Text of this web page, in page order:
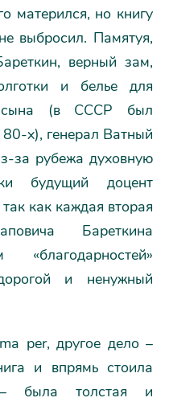
матерился, но книгу
выбросил. Памятуя,
верный зам,
и белье для
сына (в СССР был
х), генерал Ватный
за рубежа духовную
будущий доцент
как каждая вторая
Бареткина
и ненужный
per, другое дело –
и впрямь стоила
была толстая и